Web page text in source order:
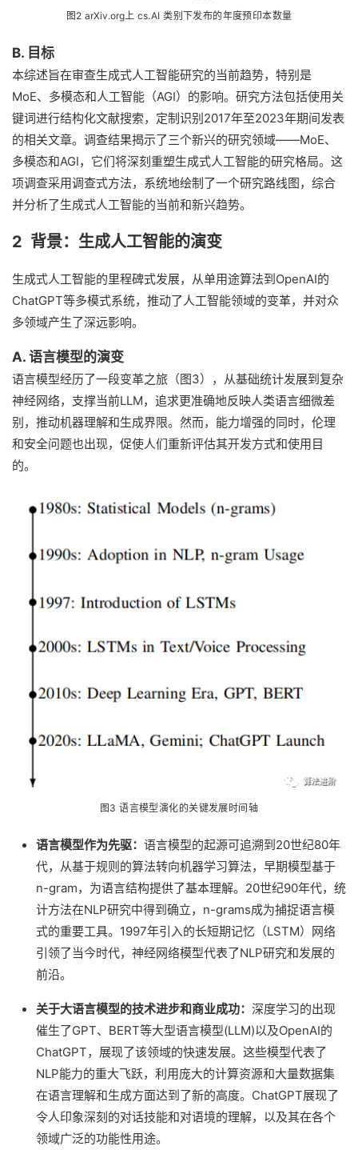
图2 arXiv.org上 cs.AI 类别下发布的年度预印本数量
B. 目标
本综述旨在审查生成式人工智能研究的当前趋势，特别是
MoE、多模态和人工智能（AGI）的影响。研究方法包括使用关
键词进行结构化文献搜索，定制识别2017年至2023年期间发表
的相关文章。调查结果揭示了三个新兴的研究领域——MoE、
多模态和AGI，它们将深刻重塑生成式人工智能的研究格局。这
项调查采用调查式方法，系统地绘制了一个研究路线图，综合
并分析了生成式人工智能的当前和新兴趋势。
2 背景：生成人工智能的演变
生成式人工智能的里程碑式发展，从单用途算法到OpenAI的
ChatGPT等多模式系统，推动了人工智能领域的变革，并对众
多领域产生了深远影响。
A. 语言模型的演变
语言模型经历了一段变革之旅（图3），从基础统计发展到复杂
神经网络，支撑当前LLM，追求更准确地反映人类语言细微差
别，推动机器理解和生成界限。然而，能力增强的同时，伦理
和安全问题也出现，促使人们重新评估其开发方式和使用目
的。
图3 语言模型演化的关键发展时间轴
语言模型作为先驱： 语言模型的起源可追溯到20世纪80年
代，从基于规则的算法转向机器学习算法，早期模型基于
n-gram，为语言结构提供了基本理解。20世纪90年代，统
计方法在NLP研究中得到确立，n-grams成为捕捉语言模
式的重要工具。1997年引入的长短期记忆（LSTM）网络
引领了当今时代，神经网络模型代表了NLP研究和发展的
前沿。
关于大语言模型的技术进步和商业成功： 深度学习的出现
催生了GPT、BERT等大型语言模型(LLM)以及OpenAI的
ChatGPT，展现了该领域的快速发展。这些模型代表了
NLP能力的重大飞跃，利用庞大的计算资源和大量数据集
在语言理解和生成方面达到了新的高度。ChatGPT展现了
令人印象深刻的对话技能和对语境的理解，以及其在各个
领域广泛的功能性用途。